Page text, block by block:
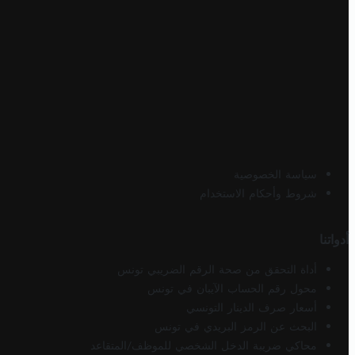
سياسة الخصوصية
شروط وأحكام الاستخدام
أدواتنا
أداة التحقق من صحة الرقم الضريبي تونس
محول رقم الحساب الآيبان في تونس
أسعار صرف الدينار التونسي
البحث عن الرمز البريدي في تونس
محاكي ضريبة الدخل الشخصي للموظف/المتقاعد